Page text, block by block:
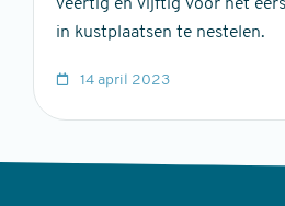
veertig en vijftig voor het
in kustplaatsen te nestelen.
14 april 2023